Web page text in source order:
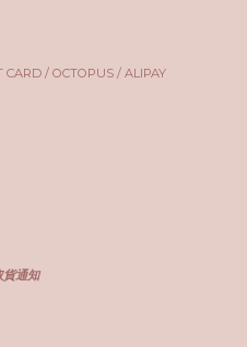
CARD / OCTOPUS / ALIPAY
貨通知